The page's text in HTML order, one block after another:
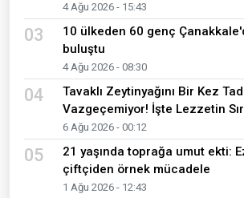
4 Ağu 2026 - 15:43
03
10 ülkeden 60 genç
buluştu
4 Ağu 2026 - 08:30
04
Tavaklı Zeytinyağını Bir Kez
Vazgeçemiyor! İşte Lezzetin
6 Ağu 2026 - 00:12
05
21 yaşında toprağa umut ekti:
çiftçiden örnek mücadele
1 Ağu 2026 - 12:43